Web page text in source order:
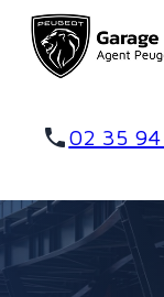
phone02 35 94
Panneau de gestion